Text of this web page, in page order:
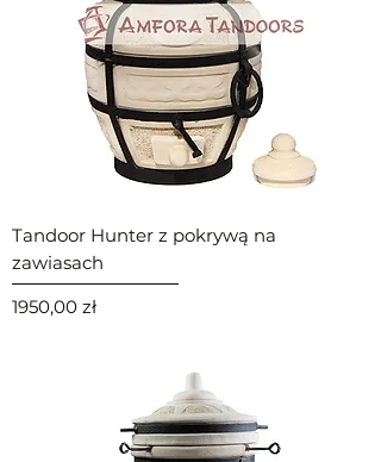
Tandoor Hunter z pokrywą na
zawiasach
Cena
1950,00 zł